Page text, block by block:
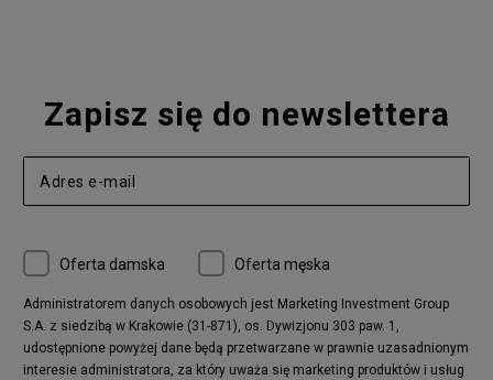
Air Jordan 1
New Balance 327
adidas Handball Spezial
Birkenstock Arizona
Nike Air Max 270
New Balance CT302
adidas Ozelia
Nike Air More Uptempo
adidas Stan Smith
Puma Mayze
Reebok Club C
New Balance 2002
adidas NMD
Converse Run Star Hike
Nike Air Max Pulse
Zapisz się do newslettera
Oferta damska Oferta męska
Administratorem danych osobowych jest Marketing Investment Group
S.A. z siedzibą w Krakowie (31-871), os. Dywizjonu 303 paw. 1,
udostępnione powyżej dane będą przetwarzane w prawnie uzasadnionym
interesie administratora, za który uważa się marketing produktów i usług